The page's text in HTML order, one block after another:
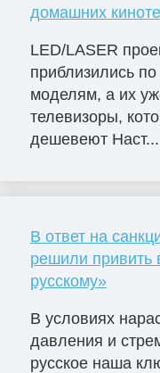
домашних
LED/LASER
приблизились
моделям, а их
телевизоры,
дешевеют Наст...
В ответ на
решили привить
русскому»
В условиях
давления и
русское наша